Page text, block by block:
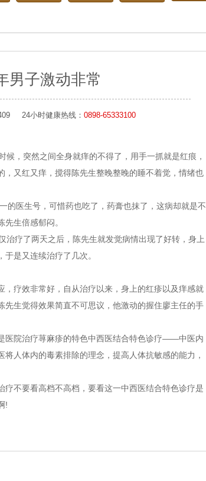
男子激动非常
24小时健康热线： 0898-65333100
，突然之间全身就痒的不得了，用手一抓就是红痕，
又红又痒，搅得陈先生整晚整晚的睡不着觉，情绪也
医生号，可惜药也吃了，药膏也抹了，这病却就是不
生倍感郁闷。
疗了两天之后，陈先生就发觉病情出现了好转，身上
是又连续治疗了几次。
疗效非常好，自从治疗以来，身上的红疹以及痒感就
生觉得效果简直不可思议，他激动的握住廖主任的手
医院治疗荨麻疹的特色中西医结合特色诊疗——中医内
人体内的毒素排除的理念，提高人体抗敏感的能力，
不要看高档不高档，要看这一中西医结合特色诊疗是
!